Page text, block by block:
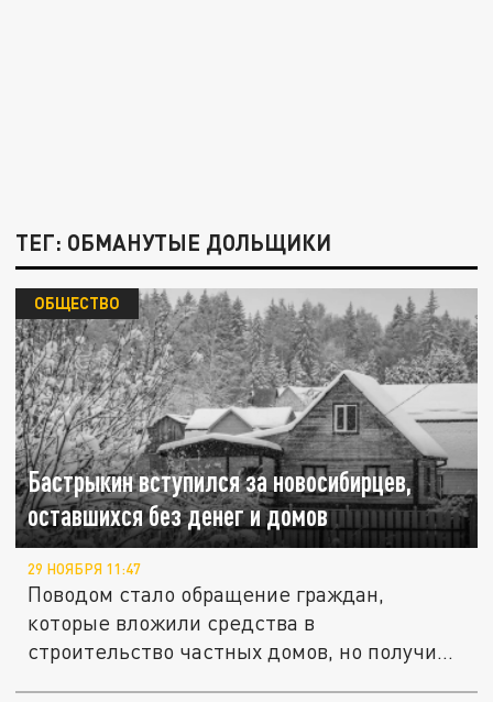
ТЕГ: ОБМАНУТЫЕ ДОЛЬЩИКИ
Бастрыкин вступился за новосибирцев,
оставшихся без денег и домов
ОБЩЕСТВО
29 НОЯБРЯ 11:47
Поводом стало обращение граждан,
которые вложили средства в
строительство частных домов, но получили